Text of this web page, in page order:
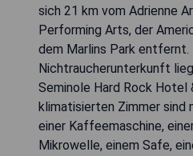
sich 21 km vom Adrienne
Performing Arts, der
dem Marlins Park entfernt.
Nichtraucherunterkunft
Seminole Hard Rock Hotel
klimatisierten Zimmer sind
einer Kaffeemaschine,
Mikrowelle, einem Safe,